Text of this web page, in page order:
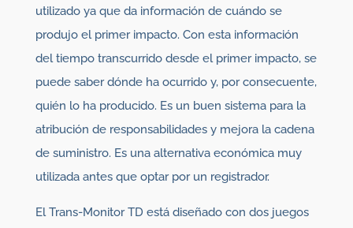
utilizado ya que da información de cuándo se
produjo el primer impacto. Con esta información
del tiempo transcurrido desde el primer impacto, se
puede saber dónde ha ocurrido y, por consecuente,
quién lo ha producido. Es un buen sistema para la
atribución de responsabilidades y mejora la cadena
de suministro. Es una alternativa económica muy
utilizada antes que optar por un registrador.
El Trans-Monitor TD está diseñado con dos juegos